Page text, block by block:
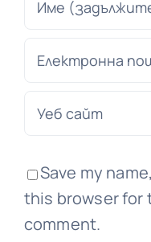
Save my
this browser for
comment.